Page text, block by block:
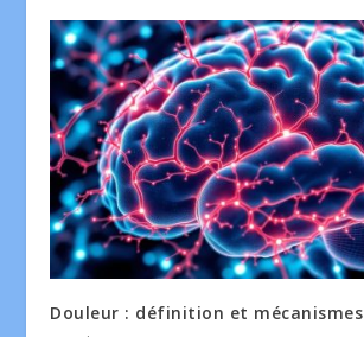
Douleur : définition et mécanismes